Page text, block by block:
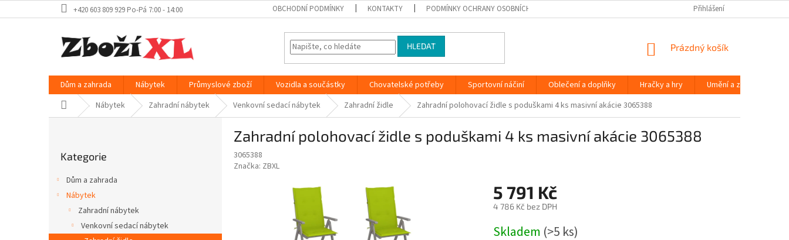
na
+420 603 809 929 Po-Pá 7:00 - 14:00 OBCHODNÍ PODMÍNKY KONTAKTY PODMÍNKY OCHRANY OSOBNÍCH ÚDAJŮ Přihlášení
HLEDAT
NÁKUPNÍ
Prázdný košík
Dům a zahrada Nábytek Průmyslové zboží Vozidla a součástky Chovatelské potřeby Sportovní náčiní Oblečení a doplňky Hračky a hry Umění a zábava
Domů Nábytek Zahradní nábytek Venkovní sedací nábytek Zahradní židle Zahradní polohovací židle s poduškami 4 ks masivní akácie 3065388
kategorie
Kategorie
Dům a zahrada
Nábytek
Zahradní nábytek
Venkovní sedací nábytek
Zahradní polohovací židle s poduškami 4 ks masivní akácie 3065388
3065388
Značka: ZBXL
5 791 Kč
4 786 Kč bez DPH
cena:
Skladem (>5 ks)